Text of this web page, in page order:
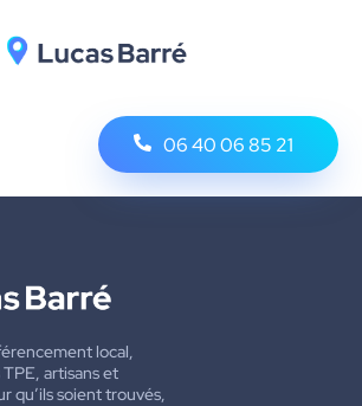
06 40 06 85 21
local,
TPE, artisans et
qu’ils soient trouvés,